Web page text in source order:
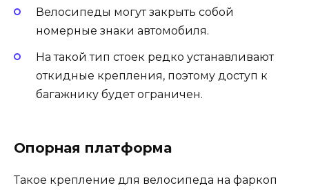
Велосипеды могут закрыть собой
номерные знаки автомобиля.
На такой тип стоек редко устанавливают
откидные крепления, поэтому доступ к
багажнику будет ограничен.
Опорная платформа
Такое крепление для велосипеда на фаркоп